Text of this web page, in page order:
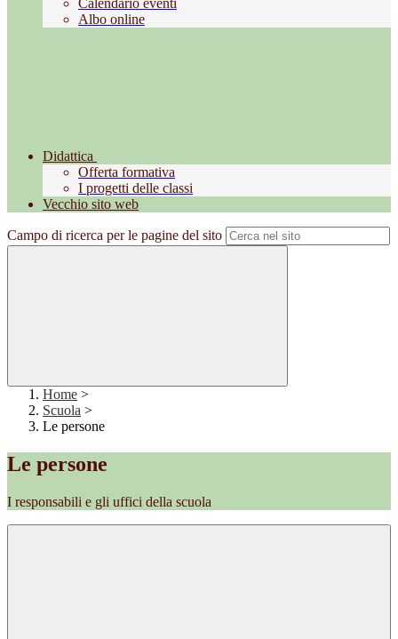
Calendario eventi
Albo online
Didattica
Offerta formativa
I progetti delle classi
Vecchio sito web
Campo di ricerca per le pagine del sito
Home >
Scuola >
Le persone
Le persone
I responsabili e gli uffici della scuola